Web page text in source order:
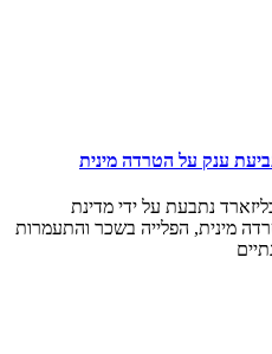
ענק על הטרדה מינית
נתבעת על ידי מדינת
מינית, הפלייה בשכר והתעמרות